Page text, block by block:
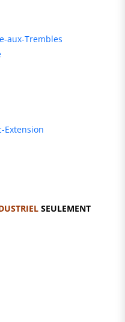
aux-Trembles
Extension
SEULEMENT